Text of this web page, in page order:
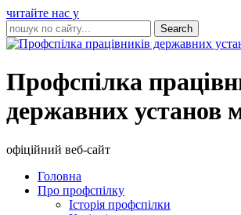
читайте нас у
Профспілка
державних установ
офіційний веб-сайт
Головна
Про профспілку
Історія профспілки